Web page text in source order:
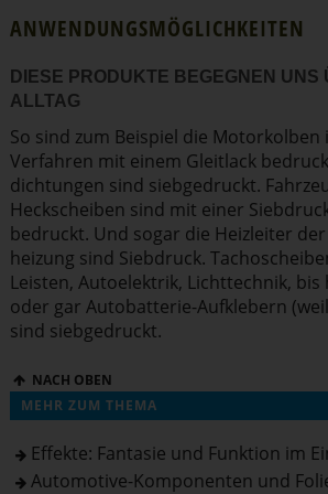
ANWEN­DUNGS­MÖG­LICH­KEITEN
DIESE PRODUKTE BEGEGNEN UNS
ALLTAG
So sind zum Beispiel die Motorkolben
Verfahren mit einem Gleitlack
dich­tungen sind siebge­druckt.
Heckscheiben sind mit einer
bedruckt. Und sogar die Heizleiter
heizung sind Siebdruck.
Leisten, Autoelektrik, Licht­technik,
oder gar Autobat­terie-Aufklebern
sind siebge­druckt.
NACH OBEN
MEHR ZUM THEMA
Effekte: Fantasie und Funktion im
Automotive-Komponenten und